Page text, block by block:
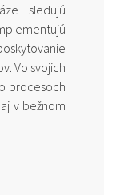
sledujú
Vo svojich
procesoch
v bežnom